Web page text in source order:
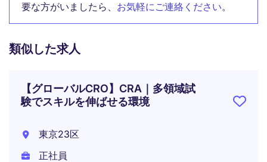
要な方がいましたら、 お気軽にご連絡ください。
類似した求人
【グローバルCRO】CRA｜多領域試
験でスキルを伸ばせる環境
東京23区
正社員